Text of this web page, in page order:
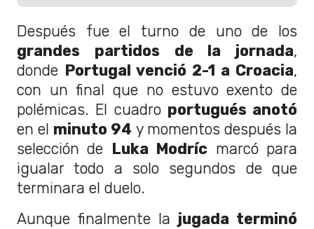
Después fue el turno de uno de los
grandes partidos de la jornada,
donde Portugal venció 2-1 a Croacia,
con un final que no estuvo exento de
polémicas. El cuadro portugués anotó
en el minuto 94 y momentos después la
selección de Luka Modríc marcó para
igualar todo a solo segundos de que
terminara el duelo.
Aunque finalmente la jugada terminó